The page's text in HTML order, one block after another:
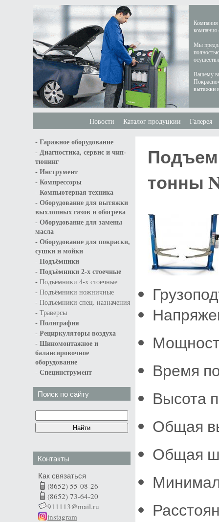
Компания
компания
Мы
Вашему
вытяжки
Новости Каталог продуцкии Галерея
- Гаражное оборудование
- Диагностика, сервис и чип-
тюнинг
- Инструмент
- Компрессоры
- Компьютерная техника
- Оборудование для вытяжки
выхлопных газов и обогрева
- Оборудование для замены
масла
- Оборудование для покраски,
сушки и мойки
- Подъёмники
- Подъёмники 2-х стоечные
- Подъёмники 4-х стоечные
- Подъёмники ножничные
- Подъемники спец. назначения
- Траверсы
- Полиграфия
- Рециркуляторы воздуха
- Шиномонтажное и
балансировочное
оборудование
- Специнструмент
Поиск по сайту
Контакты
Как связаться
(8652) 55-08-26
(8652) 73-64-20
911113@mail.ru
instagram
тонны
Время
Высота
Общая
Общая